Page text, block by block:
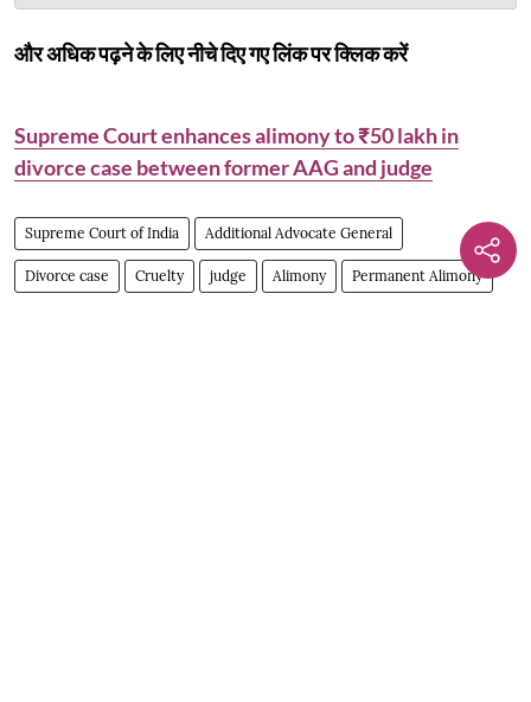
और अधिक पढ़ने के लिए नीचे दिए गए लिंक पर क्लिक करें
Supreme Court enhances alimony to ₹50 lakh in
divorce case between former AAG and judge
Supreme Court of India Additional Advocate General
Divorce case Cruelty judge Alimony Permanent Alimony